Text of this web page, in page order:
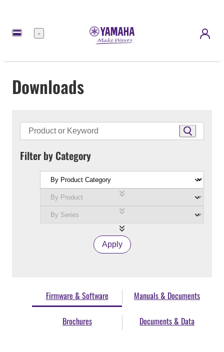
Menu
Downloads
Filter by Category
Apply
Firmware & Software Manuals & Documents
Brochures Documents & Data